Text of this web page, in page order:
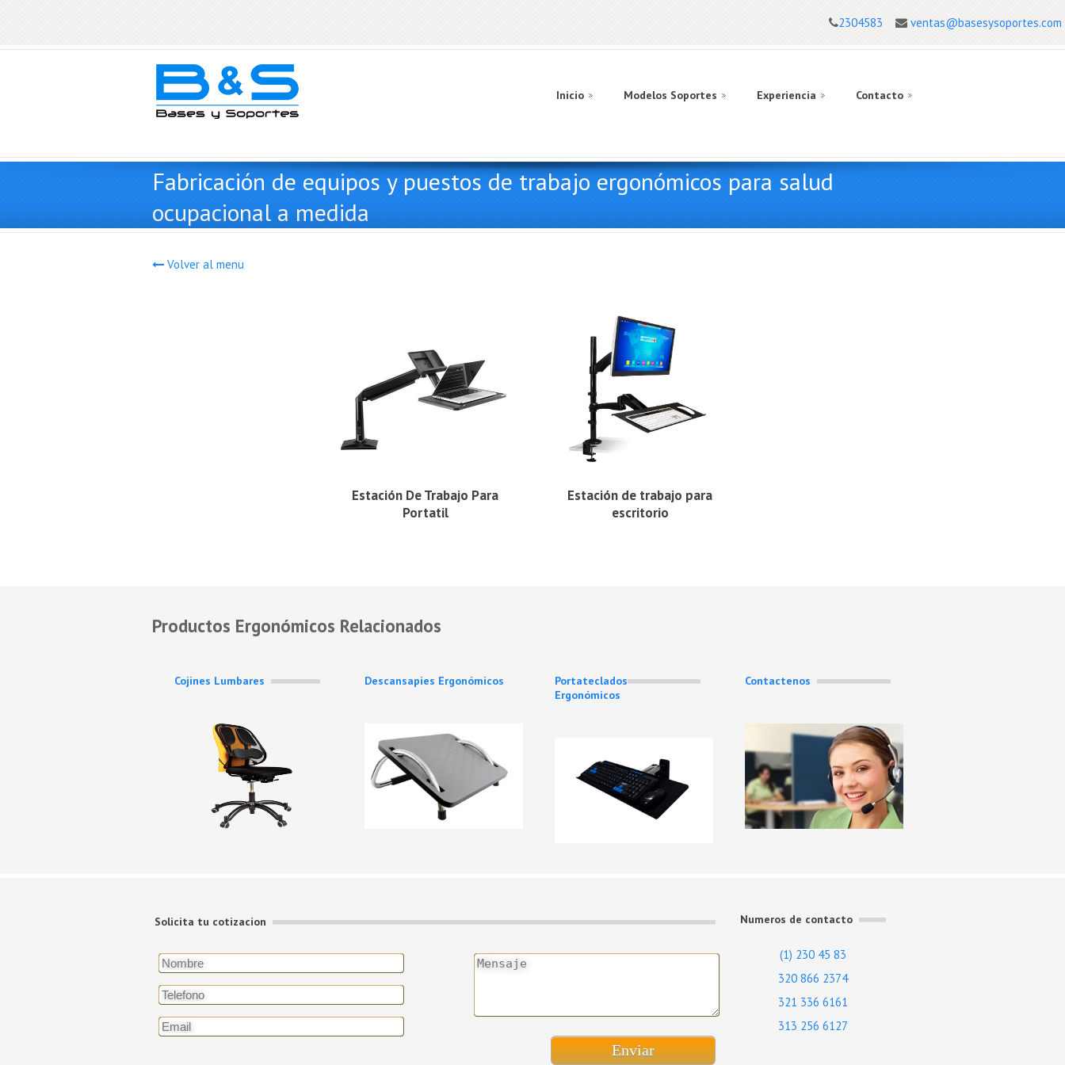
2304583 ventas@basesysoportes.com
Inicio Modelos Soportes Experiencia Contacto
Fabricación de equipos y puestos de trabajo ergonómicos para salud
ocupacional a medida
Volver al menu
Estación De Trabajo Para
Portatil
Estación de trabajo para
escritorio
Productos Ergonómicos Relacionados
Cojines Lumbares Descansapies Ergonómicos
Portateclados
Ergonómicos
Contactenos
Solicita tu cotizacion Numeros de contacto
(1) 230 45 83
320 866 2374
321 336 6161
313 256 6127